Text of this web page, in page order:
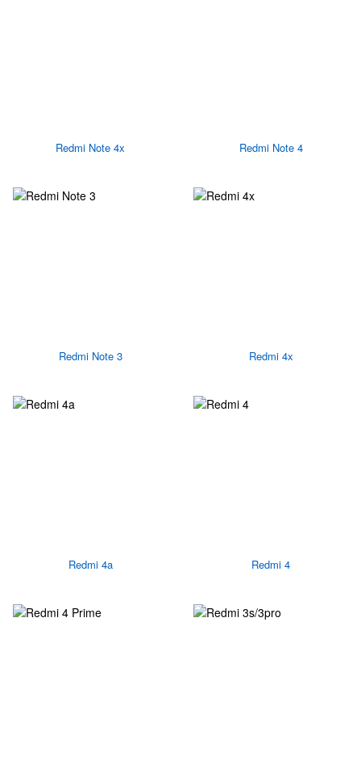
Redmi Note 4x Redmi Note 4
Redmi Note 3 Redmi 4x
Redmi 4a Redmi 4